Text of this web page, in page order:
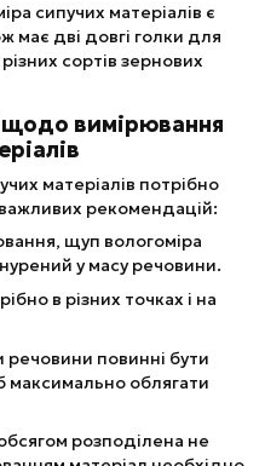
сипучих матеріалів є
має дві довгі голки для
сортів зернових
щодо вимірювання
матеріалів потрібно
рекомендацій:
щуп вологоміра
у масу речовини.
в різних точках і на
речовини повинні бути
облягати
розподілена не